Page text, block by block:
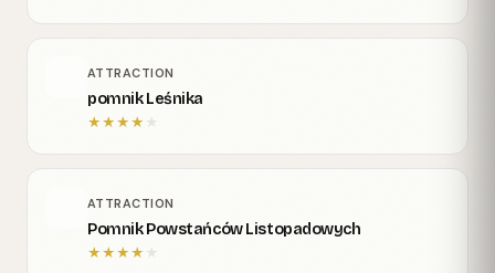
ATTRACTION
pomnik Leśnika
★★★★ ★
ATTRACTION
Pomnik Powstańców Listopadowych
★★★★ ★